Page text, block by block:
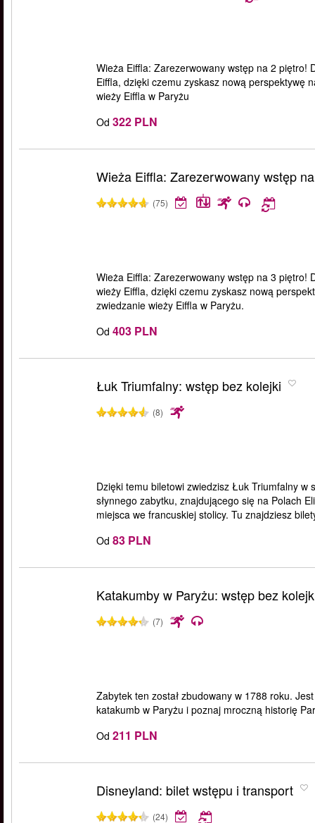
Wieża Eiffla: Zarezerwowany wstęp na 2 piętro!
Eiffla, dzięki czemu zyskasz nową perspektywę
wieży Eiffla w Paryżu
Od 322 PLN
Wieża Eiffla: Zarezerwowany wstęp
(75)
Wieża Eiffla: Zarezerwowany wstęp na 3 piętro!
wieży Eiffla, dzięki czemu zyskasz nową
zwiedzanie wieży Eiffla w Paryżu.
Od 403 PLN
Łuk Triumfalny: wstęp bez kolejki
(8)
Dzięki temu biletowi zwiedzisz Łuk Triumfalny
słynnego zabytku, znajdującego się na Polach
miejsca we francuskiej stolicy. Tu znajdziesz
Od 83 PLN
Katakumby w Paryżu: wstęp bez
(7)
Zabytek ten został zbudowany w 1788 roku.
katakumb w Paryżu i poznaj mroczną historię
Od 211 PLN
Disneyland: bilet wstępu i transport
(24)